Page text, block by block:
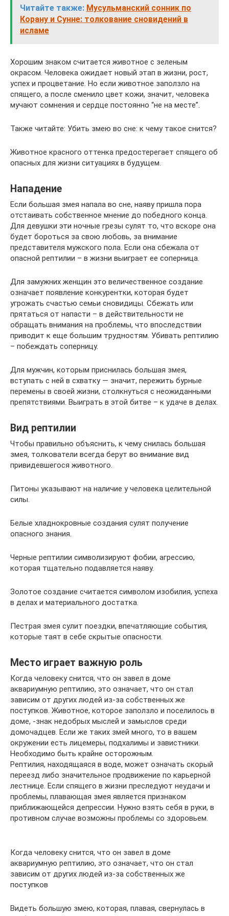
Читайте также: Мусульманский сонник по
Корану и Cунне: толкование сновидений в
исламе
Хорошим знаком считается животное с зеленым
окрасом. Человека ожидает новый этап в жизни, рост,
успех и процветание. Но если животное заползло на
спящего, а после сменило цвет кожи, значит, человека
мучают сомнения и сердце постоянно “не на месте”.
Также читайте: Убить змею во сне: к чему такое снится?
Животное красного оттенка предостерегает спящего об
опасных для жизни ситуациях в будущем.
Нападение
Если большая змея напала во сне, наяву пришла пора
отстаивать собственное мнение до победного конца.
Для девушки эти ночные грезы сулят то, что вскоре она
будет бороться за свою любовь, за внимание
представителя мужского пола. Если она сбежала от
опасной рептилии – в жизни выиграет ее соперница.
Для замужних женщин это величественное создание
означает появление конкурентки, которая будет
угрожать счастью семьи сновидицы. Сбежать или
прятаться от напасти – в действительности не
обращать внимания на проблемы, что впоследствии
приводит к еще большим трудностям. Убивать рептилию
– побеждать соперницу.
Для мужчин, которым приснилась большая змея,
вступать с ней в схватку — значит, пережить бурные
перемены в своей жизни, столкнуться с неожиданными
препятствиями. Выиграть в этой битве – к удаче в делах.
Вид рептилии
Чтобы правильно объяснить, к чему снилась большая
змея, толкователи всегда берут во внимание вид
привидевшегося животного.
Питоны указывают на наличие у человека целительной
силы.
Белые хладнокровные создания сулят получение
опасного знания.
Черные рептилии символизируют фобии, агрессию,
которая тщательно подавляется наяву.
Золотое создание считается символом изобилия, успеха
в делах и материального достатка.
Пестрая змея сулит поездки, впечатляющие события,
которые таят в себе скрытые опасности.
Место играет важную роль
Когда человеку снится, что он завел в доме
аквариумную рептилию, это означает, что он стал
зависим от других людей из-за собственных же
поступков. Животное, которое заползло и поселилось в
доме, -знак недобрых мыслей и замыслов среди
домочадцев. Если же таких змей много, то в вашем
окружении есть лицемеры, подхалимы и завистники.
Необходимо быть крайне осторожным.
Рептилия, находящаяся в воде, может означать скорый
переезд либо значительное продвижение по карьерной
лестнице. Если спящего в жизни преследуют неудачи и
проблемы, плавающая змея является признаком
приближающейся депрессии. Нужно взять себя в руки, в
противном случае возможны проблемы со здоровьем.
Когда человеку снится, что он завел в доме
аквариумную рептилию, это означает, что он стал
зависим от других людей из-за собственных же
поступков
Видеть большую змею, которая, плавая, свернулась в